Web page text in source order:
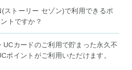
ストーリー セゾン)で利用できるポ
トですか？
UCカードのご利用で貯まった永久不
ポイントがご利用いただけます。